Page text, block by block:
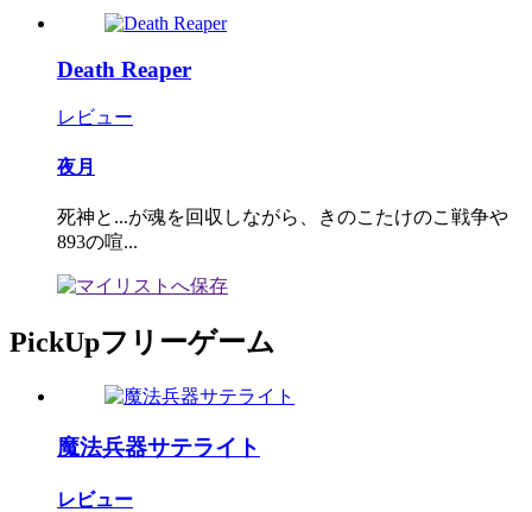
Death Reaper
レビュー
夜月
死神と...が魂を回収しながら、きのこたけのこ戦争や
893の喧...
PickUpフリーゲーム
魔法兵器サテライト
レビュー